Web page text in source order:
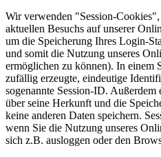
Wir verwenden "Session-
aktuellen Besuchs auf unserer
um die Speicherung Ihres Login-
und somit die Nutzung unseres
ermöglichen zu können). In einem
zufällig erzeugte, eindeutige
sogenannte Session-ID.
über seine Herkunft und die
keine anderen Daten speichern.
wenn Sie die Nutzung unseres
sich z.B. ausloggen oder den